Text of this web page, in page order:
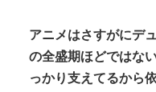
アニメはさすがにデ
の全盛期ほどではな
っかり支えてるから